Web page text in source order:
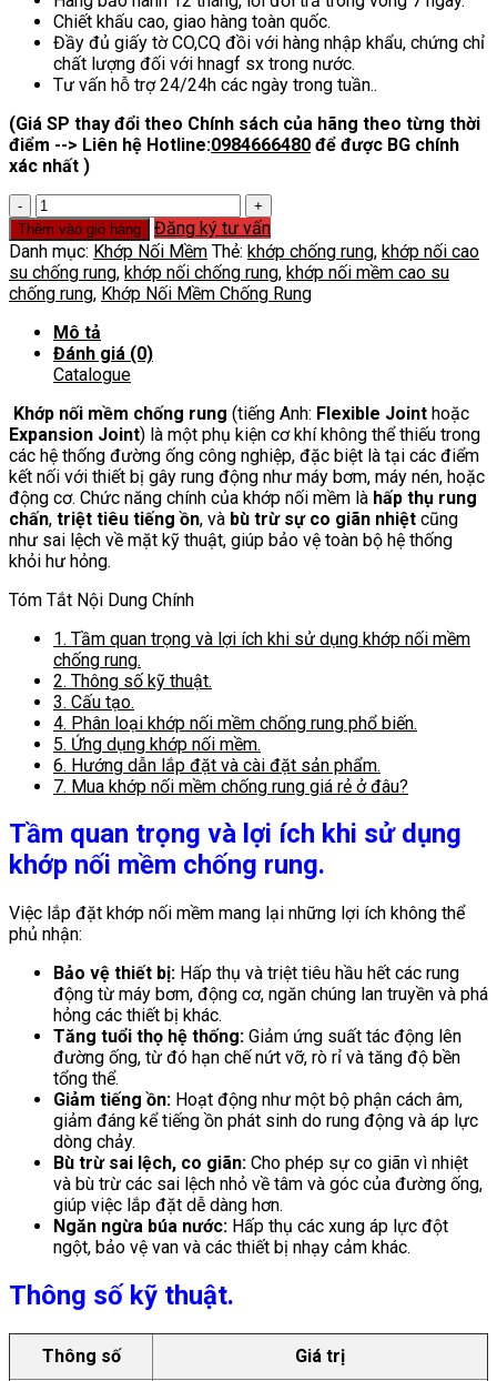
Chiết khấu cao, giao hàng toàn quốc.
Đầy đủ giấy tờ CO,CQ đồi với hàng nhập khẩu, chứng chỉ
chất lượng đối với hnagf sx trong nước.
Tư vấn hỗ trợ 24/24h các ngày trong tuần..
(Giá SP thay đổi theo Chính sách của hãng theo từng thời
điểm --> Liên hệ Hotline:0984666480 để được BG chính
xác nhất )
Khớp
Nối
Mềm
Chống
Rung
số
lượng
Thêm vào giỏ hàng
Đăng ký tư vấn
Danh mục: Khớp Nối Mềm Thẻ: khớp chống rung, khớp nối cao
su chống rung, khớp nối chống rung, khớp nối mềm cao su
chống rung, Khớp Nối Mềm Chống Rung
Mô tả
Đánh giá (0)
Catalogue
Khớp nối mềm chống rung (tiếng Anh: Flexible Joint hoặc
Expansion Joint) là một phụ kiện cơ khí không thể thiếu trong
các hệ thống đường ống công nghiệp, đặc biệt là tại các điểm
kết nối với thiết bị gây rung động như máy bơm, máy nén, hoặc
động cơ. Chức năng chính của khớp nối mềm là hấp thụ rung
chấn, triệt tiêu tiếng ồn, và bù trừ sự co giãn nhiệt cũng
như sai lệch về mặt kỹ thuật, giúp bảo vệ toàn bộ hệ thống
khỏi hư hỏng.
Tóm Tắt Nội Dung Chính
1. Tầm quan trọng và lợi ích khi sử dụng khớp nối mềm
chống rung.
2. Thông số kỹ thuật.
3. Cấu tạo.
4. Phân loại khớp nối mềm chống rung phổ biến.
5. Ứng dụng khớp nối mềm.
6. Hướng dẫn lắp đặt và cài đặt sản phẩm.
7. Mua khớp nối mềm chống rung giá rẻ ở đâu?
Tầm quan trọng và lợi ích khi sử dụng
khớp nối mềm chống rung.
Việc lắp đặt khớp nối mềm mang lại những lợi ích không thể
phủ nhận:
Bảo vệ thiết bị: Hấp thụ và triệt tiêu hầu hết các rung
động từ máy bơm, động cơ, ngăn chúng lan truyền và phá
hỏng các thiết bị khác.
Tăng tuổi thọ hệ thống: Giảm ứng suất tác động lên
đường ống, từ đó hạn chế nứt vỡ, rò rỉ và tăng độ bền
tổng thể.
Giảm tiếng ồn: Hoạt động như một bộ phận cách âm,
giảm đáng kể tiếng ồn phát sinh do rung động và áp lực
dòng chảy.
Bù trừ sai lệch, co giãn: Cho phép sự co giãn vì nhiệt
và bù trừ các sai lệch nhỏ về tâm và góc của đường ống,
giúp việc lắp đặt dễ dàng hơn.
Ngăn ngừa búa nước: Hấp thụ các xung áp lực đột
ngột, bảo vệ van và các thiết bị nhạy cảm khác.
Thông số kỹ thuật.
Thông số Giá trị